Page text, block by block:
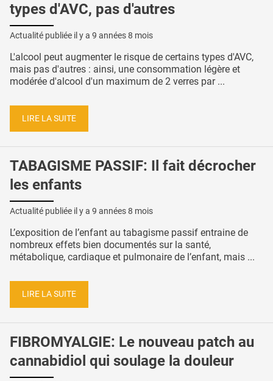
types d'AVC, pas d'autres
Actualité publiée il y a 9 années 8 mois
L'alcool peut augmenter le risque de certains types d'AVC,
mais pas d'autres : ainsi, une consommation légère et
modérée d'alcool d'un maximum de 2 verres par ...
LIRE LA SUITE
TABAGISME PASSIF: Il fait décrocher
les enfants
Actualité publiée il y a 9 années 8 mois
L’exposition de l’enfant au tabagisme passif entraine de
nombreux effets bien documentés sur la santé,
métabolique, cardiaque et pulmonaire de l’enfant, mais ...
LIRE LA SUITE
FIBROMYALGIE: Le nouveau patch au
cannabidiol qui soulage la douleur